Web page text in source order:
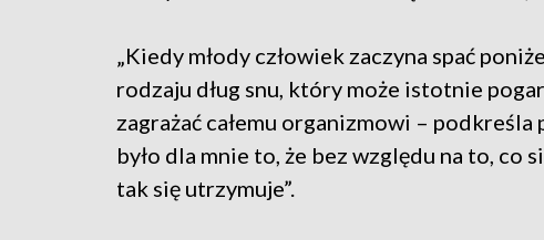
„Kiedy młody człowiek zaczyna spać
rodzaju dług snu, który może istotnie
zagrażać całemu organizmowi –
było dla mnie to, że bez względu na to,
tak się utrzymuje”.